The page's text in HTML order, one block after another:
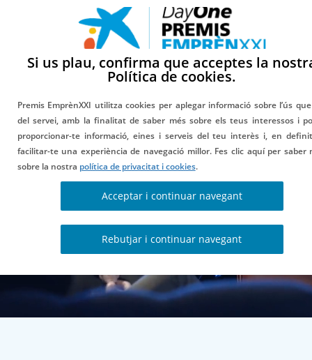
Si us plau, confirma que acceptes la
Política de cookies.
Premis EmprènXXI utilitza cookies per aplegar informació sobre l’ús
del servei, amb la finalitat de saber més sobre els teus interessos i
proporcionar-te informació, eines i serveis del teu interès i, en
facilitar-te una experiència de navegació millor. Fes clic aquí per saber
sobre la nostra política de privacitat i cookies.
Acceptar i continuar navegant
Rebutjar i continuar navegant
DAYONE
ALUMNIXXI
Una comunitat plena d'oportunitats.